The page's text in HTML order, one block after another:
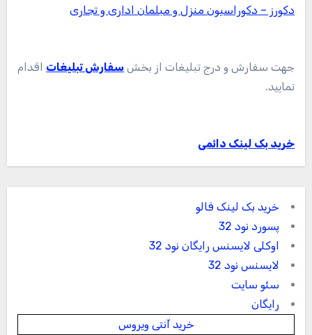
دکورز – دکوراسیون منزل و مبلمان اداری و تجاری
جهت سفارش و درج تبلیغات از بخش سفارش تبلیغات اقدام
نمایید.
خرید بک لینک دائمی
خرید بک لینک فالو
پسورد نود 32
اوکلی لایسنس رایگان نود 32
لایسنس نود 32
سئو سایت
رایگان
خرید آنتی ویروس